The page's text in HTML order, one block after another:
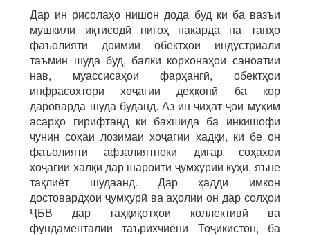
Дар ин рисолаҳо нишон дода буд ки ба вазъи
мушкили иқтисодӣ нигоҳ накарда на танҳо
фаъолияти доимии обектҳои индустриалӣ
таъмин шуда буд, балки корхонаҳои саноатии
нав, муассисаҳои фарҳангӣ, обектҳои
инфрасохтори хоҷагии деҳқонӣ ба кор
дароварда шуда буданд. Аз ин ҷиҳат ҷои муҳим
асарҳо гирифтанд ки бахшида ба инкишофи
чунин соҳаи лозимаи хоҷагии хадқи, ки бе он
фаъолияти афзалиятноки дигар соҳахои
хоҷагии халқӣ дар шароити ҷумҳурии куҳӣ, яъне
тақлиёт шудаанд. Дар ҳадди имкон
достовардҳои ҷумҳурӣ ва аҳолии он дар солҳои
ҶБВ дар таҳқиқотҳои коллективӣ ва
фундаменталии таърихчиёни Тоҷикистон, ба